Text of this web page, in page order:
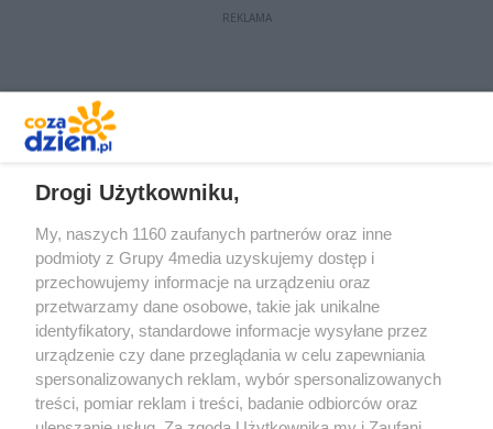
REKLAMA
Redakcja Reklama Prywatność
Praca Łódź
the:protocol
Drogi Użytkowniku,
My, naszych 1160 zaufanych partnerów oraz inne
podmioty z Grupy 4media uzyskujemy dostęp i
przechowujemy informacje na urządzeniu oraz
przetwarzamy dane osobowe, takie jak unikalne
identyfikatory, standardowe informacje wysyłane przez
urządzenie czy dane przeglądania w celu zapewniania
spersonalizowanych reklam, wybór spersonalizowanych
treści, pomiar reklam i treści, badanie odbiorców oraz